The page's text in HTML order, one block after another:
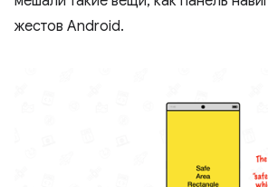
жестов Android.